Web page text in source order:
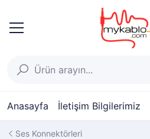
Anasayfa İletişim Bilgilerimiz
Ses Konnektörleri